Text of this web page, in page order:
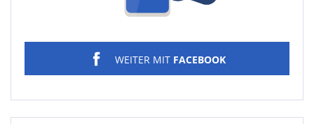
WEITER MIT FACEBOOK